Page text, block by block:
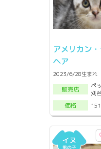
アメリカン
ヘア
2023/6/28生まれ
販売店
ペ
刈
価格